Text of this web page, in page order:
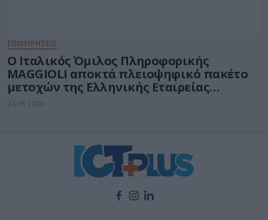
ΕΠΙΧΕΙΡΗΣΕΙΣ
O Ιταλικός Όμιλος Πληροφορικής
MAGGIOLI αποκτά πλειοψηφικό πακέτο
μετοχών της Ελληνικής Εταιρείας
COLLECTIVES A.E.
24.06.2026